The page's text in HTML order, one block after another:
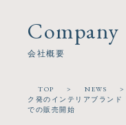
Company
会社概要
TOP > NEWS >
ク発のインテリアブラン
での販売開始